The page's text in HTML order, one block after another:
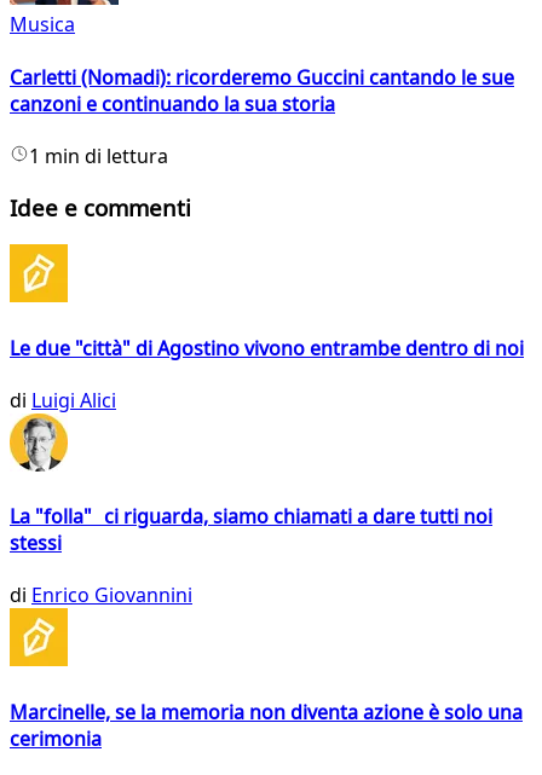
Musica
Carletti (Nomadi): ricorderemo Guccini cantando le sue
canzoni e continuando la sua storia
1 min di lettura
Idee e commenti
Le due "città" di Agostino vivono entrambe dentro di noi
di Luigi Alici
La "folla" ci riguarda, siamo chiamati a dare tutti noi
stessi
di Enrico Giovannini
Marcinelle, se la memoria non diventa azione è solo una
cerimonia